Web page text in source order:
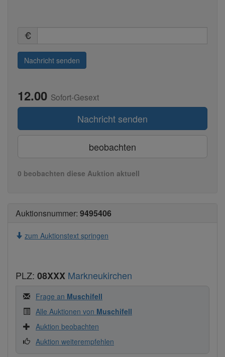
Summe
Euro)
Nachricht senden
12.00 Sofort-Gesext
Nachricht senden
beobachten
0 beobachten diese Auktion aktuell
Auktionsnummer: 9495406
zum Auktionstext springen
PLZ: 08XXX Markneukirchen
Frage an Muschifell
Alle Auktionen von Muschifell
Auktion beobachten
Auktion weiterempfehlen